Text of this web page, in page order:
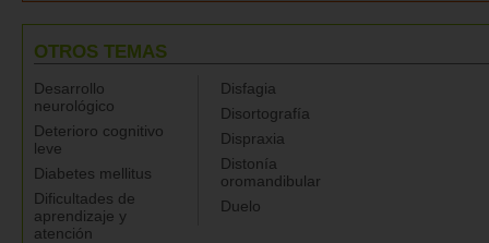
OTROS TEMAS
Desarrollo
neurológico
Deterioro cognitivo
leve
Diabetes mellitus
Dificultades de
aprendizaje y
atención
Disfagia
Disortografía
Dispraxia
Distonía
oromandibular
Duelo